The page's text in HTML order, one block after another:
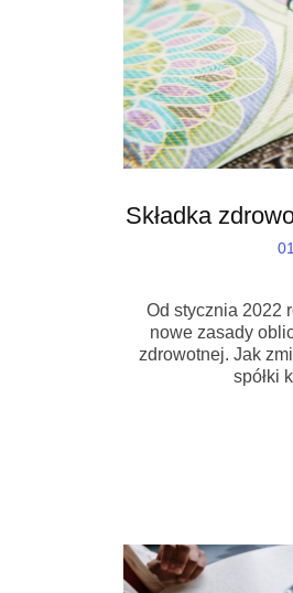
Składka
Od stycznia 2022
nowe zasady
zdrowotnej. Jak
spółki